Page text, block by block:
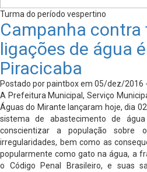
Turma do período vespertino
Campanha contra
ligações de água
Piracicaba
Postado por paintbox em 05/dez/2016 -
A Prefeitura Municipal, Serviço
Águas do Mirante lançaram hoje, dia
sistema de abastecimento de
conscientizar a população sobre
irregularidades, bem como as
popularmente como gato na água, a
o Código Penal Brasileiro, e suas